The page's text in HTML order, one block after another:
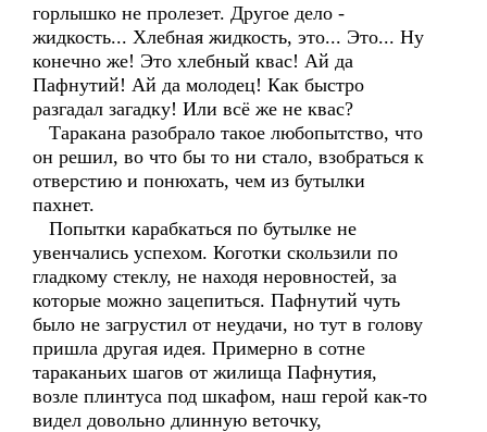
горлышко не пролезет. Другое дело -
жидкость... Хлебная жидкость, это... Это... Ну
конечно же! Это хлебный квас! Ай да
Пафнутий! Ай да молодец! Как быстро
разгадал загадку! Или всё же не квас?
Таракана разобрало такое любопытство, что
он решил, во что бы то ни стало, взобраться к
отверстию и понюхать, чем из бутылки
пахнет.
Попытки карабкаться по бутылке не
увенчались успехом. Коготки скользили по
гладкому стеклу, не находя неровностей, за
которые можно зацепиться. Пафнутий чуть
было не загрустил от неудачи, но тут в голову
пришла другая идея. Примерно в сотне
тараканьих шагов от жилища Пафнутия,
возле плинтуса под шкафом, наш герой как-то
видел довольно длинную веточку,